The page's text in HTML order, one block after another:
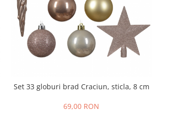
Set 33 globuri brad Craciun, sticla, 8 cm
69,00 RON